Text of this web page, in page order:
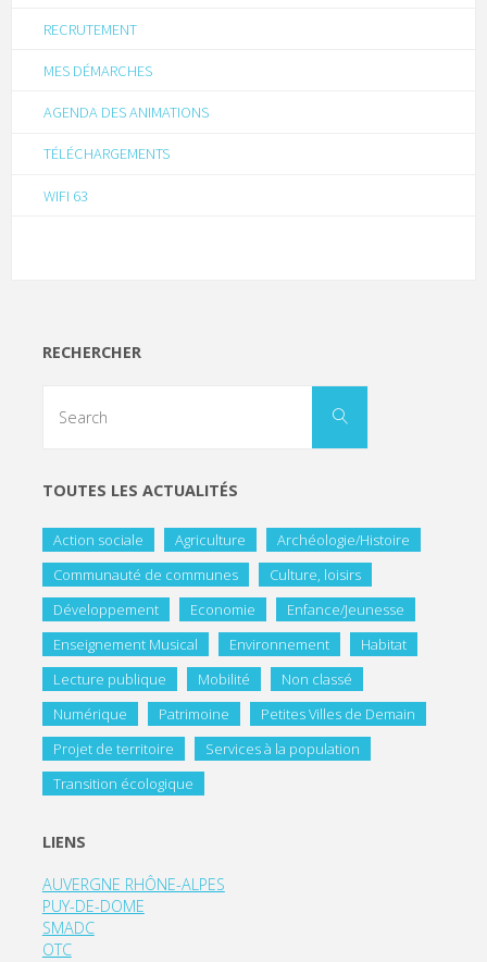
RECRUTEMENT
MES DÉMARCHES
AGENDA DES ANIMATIONS
TÉLÉCHARGEMENTS
WIFI 63
RECHERCHER
TOUTES LES ACTUALITÉS
Action sociale Agriculture
Archéologie/Histoire
Communauté de communes
Culture, loisirs
Développement
Economie
Enfance/Jeunesse
Enseignement Musical
Environnement
Habitat
Lecture publique
Mobilité
Non classé
Numérique
Patrimoine
Petites Villes de Demain
Projet de territoire
Services à la population
Transition écologique
LIENS
AUVERGNE RHÔNE-ALPES
PUY-DE-DOME
SMADC
OTC